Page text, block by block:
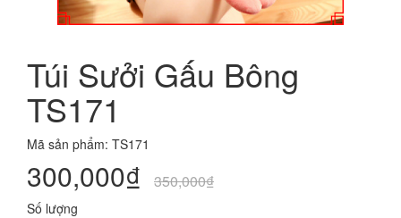
Túi Sưởi Gấu Bông
TS171
Mã sản phẩm: TS171
300,000₫ 350,000₫
Số lượng